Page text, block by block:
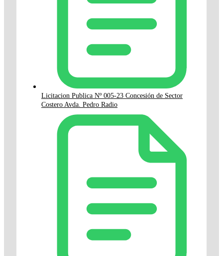
Licitacion Publica Nº 005-23 Concesión de Sector
Costero Avda. Pedro Radio